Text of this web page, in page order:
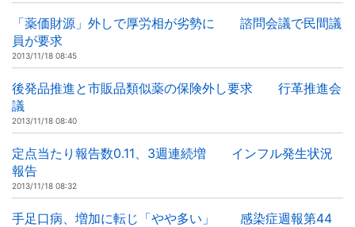
「薬価財源」外しで厚労相が劣勢に 諮問会議で民間議
員が要求
2013/11/18 08:45
後発品推進と市販品類似薬の保険外し要求 行革推進会
議
2013/11/18 08:40
定点当たり報告数0.11、3週連続増 インフル発生状況
報告
2013/11/18 08:32
手足口病、増加に転じ「やや多い」 感染症週報第44